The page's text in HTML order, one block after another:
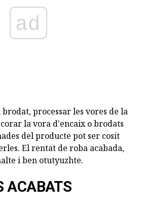
ad
processar les vores de la
la vora d'encaix o brodats
del producte pot ser cosit
El rentat de roba acabada,
i ben otutyuzhte.
ACABATS